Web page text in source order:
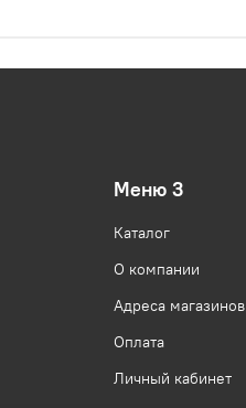
Меню 3
Каталог
О компании
Адреса магазинов
Оплата
Личный кабинет